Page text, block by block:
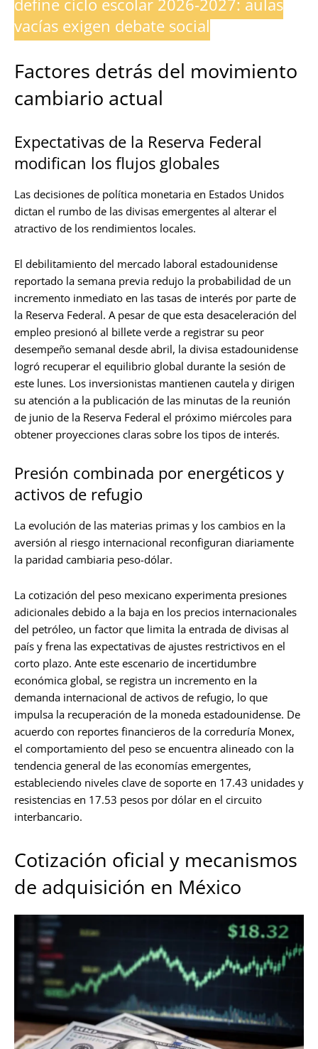
define ciclo escolar 2026-2027: aulas
vacías exigen debate social
Factores detrás del movimiento
cambiario actual
Expectativas de la Reserva Federal
modifican los flujos globales
Las decisiones de política monetaria en Estados Unidos
dictan el rumbo de las divisas emergentes al alterar el
atractivo de los rendimientos locales.
El debilitamiento del mercado laboral estadounidense
reportado la semana previa redujo la probabilidad de un
incremento inmediato en las tasas de interés por parte de
la Reserva Federal. A pesar de que esta desaceleración del
empleo presionó al billete verde a registrar su peor
desempeño semanal desde abril, la divisa estadounidense
logró recuperar el equilibrio global durante la sesión de
este lunes. Los inversionistas mantienen cautela y dirigen
su atención a la publicación de las minutas de la reunión
de junio de la Reserva Federal el próximo miércoles para
obtener proyecciones claras sobre los tipos de interés.
Presión combinada por energéticos y
activos de refugio
La evolución de las materias primas y los cambios en la
aversión al riesgo internacional reconfiguran diariamente
la paridad cambiaria peso-dólar.
La cotización del peso mexicano experimenta presiones
adicionales debido a la baja en los precios internacionales
del petróleo, un factor que limita la entrada de divisas al
país y frena las expectativas de ajustes restrictivos en el
corto plazo. Ante este escenario de incertidumbre
económica global, se registra un incremento en la
demanda internacional de activos de refugio, lo que
impulsa la recuperación de la moneda estadounidense. De
acuerdo con reportes financieros de la correduría Monex,
el comportamiento del peso se encuentra alineado con la
tendencia general de las economías emergentes,
estableciendo niveles clave de soporte en 17.43 unidades y
resistencias en 17.53 pesos por dólar en el circuito
interbancario.
Cotización oficial y mecanismos
de adquisición en México